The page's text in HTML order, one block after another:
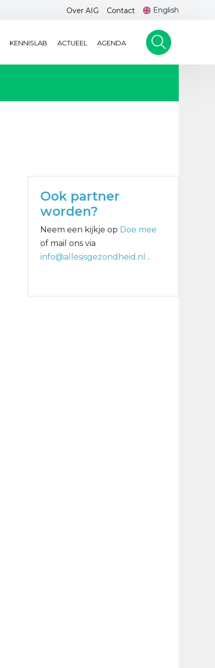
Over AIG Contact English
KENNISLAB ACTUEEL AGENDA
Ook partner
worden?
Neem een kijkje op Doe mee
of mail ons via
info@allesisgezondheid.nl .